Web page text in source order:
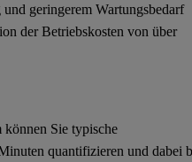
geringerem Wartungsbedarf
der Betriebskosten von über
Sie typische
quantifizieren und dabei